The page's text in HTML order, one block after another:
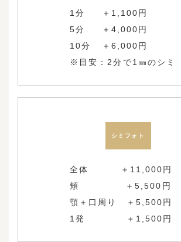
1分 ＋1,100円
5分 ＋4,000円
10分 ＋6,000円
​​​​​​​※目安：2分で1㎜のシミ
シミフォト
全体 ＋11,000円
頬 ＋5,500円
顎＋口周り ＋5,500円
1発 ＋1,500円